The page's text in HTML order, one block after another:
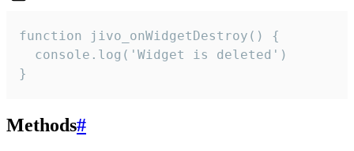
function jivo_onWidgetDestroy() {
  console.log('Widget is deleted')
}
Methods#